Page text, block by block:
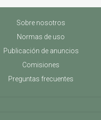
Sobre nosotros
Normas de uso
Publicación de anuncios
Comisiones
Preguntas frecuentes